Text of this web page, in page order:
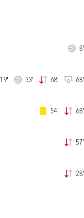
8'
19' 33' 68' 68'
54' 68'
57'
28'